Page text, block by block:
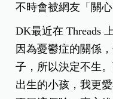
不時會被網友「關心
DK最近在 Threads
因為憂鬱症的關係
子，所以決定不生
出生的小孩，我更